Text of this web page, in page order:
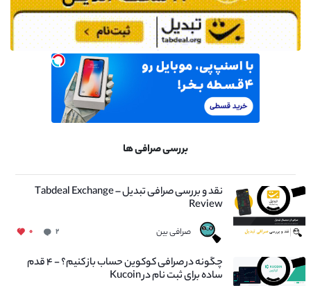
بررسی صرافی ها
نقد و بررسی صرافی تبدیل – Tabdeal Exchange
Review
صرافی بین ۲ ۰
چگونه در صرافی کوکوین حساب باز کنیم؟ - ۴ قدم
ساده برای ثبت نام در Kucoin